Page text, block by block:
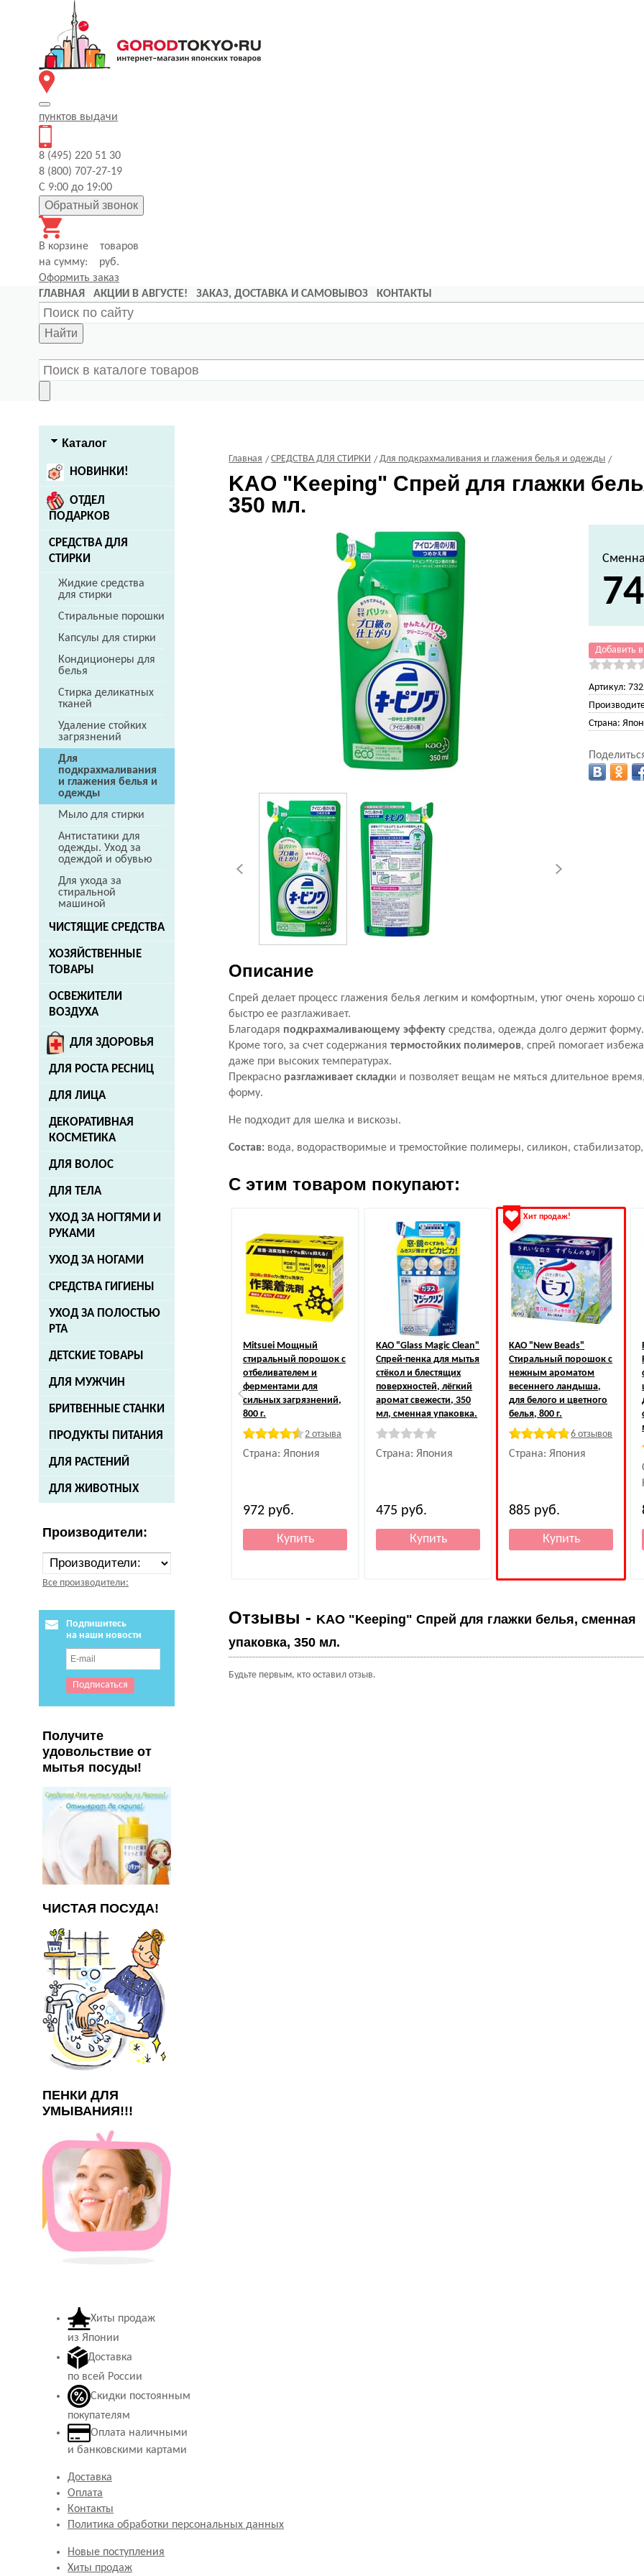
пунктов выдачи
8 (495) 220 51 30
8 (800) 707-27-19
С 9:00 до 19:00
Обратный звонок
В корзине
товаров
на сумму:
руб.
Оформить заказ
ГЛАВНАЯ
АКЦИИ В АВГУСТЕ! ЗАКАЗ, ДОСТАВКА И САМОВЫВОЗ КОНТАКТЫ
Найти
Каталог
НОВИНКИ!
ОТДЕЛ
ПОДАРКОВ
СРЕДСТВА ДЛЯ
СТИРКИ
Жидкие средства
для стирки
Стиральные порошки
Капсулы для стирки
Кондиционеры для
белья
Стирка деликатных
тканей
Удаление стойких
загрязнений
Для
подкрахмаливания
и глажения белья и
одежды
Мыло для стирки
Антистатики для
одежды. Уход за
одеждой и обувью
Для ухода за
стиральной
машиной
ЧИСТЯЩИЕ СРЕДСТВА
ХОЗЯЙСТВЕННЫЕ
ТОВАРЫ
ОСВЕЖИТЕЛИ
ВОЗДУХА
ДЛЯ ЗДОРОВЬЯ
ДЛЯ РОСТА РЕСНИЦ
ДЛЯ ЛИЦА
ДЕКОРАТИВНАЯ
КОСМЕТИКА
ДЛЯ ВОЛОС
ДЛЯ ТЕЛА
УХОД ЗА НОГТЯМИ И
РУКАМИ
УХОД ЗА НОГАМИ
СРЕДСТВА ГИГИЕНЫ
УХОД ЗА ПОЛОСТЬЮ
РТА
ДЕТСКИЕ ТОВАРЫ
ДЛЯ МУЖЧИН
БРИТВЕННЫЕ СТАНКИ
ПРОДУКТЫ ПИТАНИЯ
ДЛЯ РАСТЕНИЙ
ДЛЯ ЖИВОТНЫХ
Производители:
Все производители:
Подпишитесь
на наши новости
Получите
удовольствие от
мытья посуды!
ЧИСТАЯ ПОСУДА!
ПЕНКИ ДЛЯ
УМЫВАНИЯ!!!
Главная СРЕДСТВА ДЛЯ СТИРКИ Для подкрахмаливания и глажения белья и одежды
KAO "Keeping" Спрей для глажки
350 мл.
Добавить
Артикул:
Страна:
Описание
Спрей делает процесс глажения белья легким и комфортным, утюг очень хорошо
быстро ее разглаживает.
Благодаря подкрахмаливающему эффекту средства, одежда долго держит форму.
Кроме того, за счет содержаниятермостойких полимеров, спрей помогает
даже при высоких температурах.
Прекрасно разглаживает складки и позволяет вещам не мяться длительное
форму.
Не подходит для шелка и вискозы.
Состав: вода, водорастворимые и тремостойкие полимеры, силикон,
С этим товаром покупают:
Mitsuei Мощный
стиральный порошок с
отбеливателем и
ферментами для
сильных загрязнений,
800 г.
2 отзыва
Страна: Япония
972 руб.
KAO"Glass Magic Clean"
Спрей-пенка для мытья
стёкол и блестящих
поверхностей, лёгкий
аромат свежести, 350
мл, сменная упаковка.
Страна: Япония
475 руб.
Хит продаж!
KAO"New Beads"
Стиральный порошок с
нежным ароматом
весеннего ландыша,
для белого и цветного
белья, 800 г.
6 отзывов
Страна: Япония
885 руб.
Отзывы - KAO "Keeping" Спрей для глажки белья, сменная
упаковка, 350 мл.
Будьте первым, кто оставил отзыв.
Хиты продаж
из Японии
Доставка
по всей России
Скидки постоянным
покупателям
Оплата наличными
и банковскими картами
Доставка
Оплата
Контакты
Политика обработки персональных данных
Новые поступления
Хиты продаж